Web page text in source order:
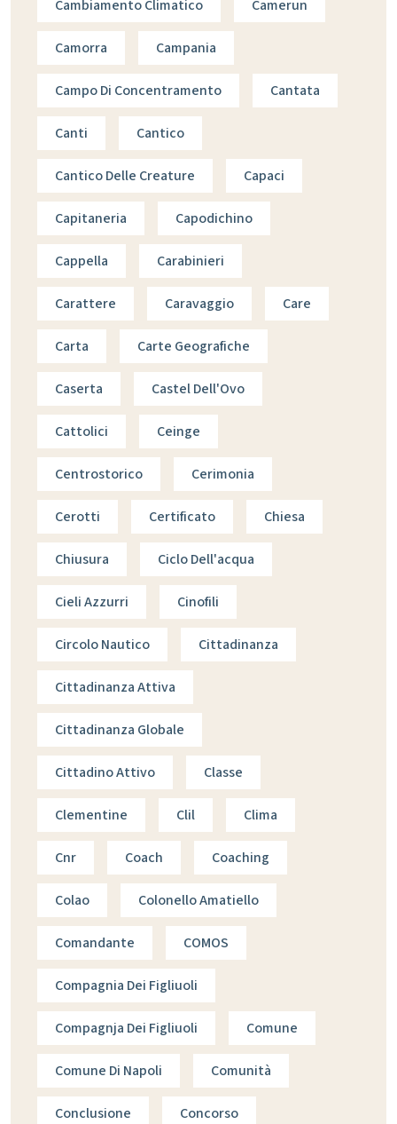
Cambiamento Climatico Camerun
Camorra Campania
Campo Di Concentramento Cantata
Canti Cantico
Cantico Delle Creature Capaci
Capitaneria Capodichino
Cappella Carabinieri
Carattere Caravaggio Care
Carta Carte Geografiche
Caserta Castel Dell'Ovo
Cattolici Ceinge
Centrostorico Cerimonia
Cerotti Certificato Chiesa
Chiusura Ciclo Dell'acqua
Cieli Azzurri Cinofili
Circolo Nautico Cittadinanza
Cittadinanza Attiva
Cittadinanza Globale
Cittadino Attivo Classe
Clementine Clil Clima
Cnr Coach Coaching
Colao Colonello Amatiello
Comandante COMOS
Compagnia Dei Figliuoli
Compagnja Dei Figliuoli Comune
Comune Di Napoli Comunità
Conclusione Concorso